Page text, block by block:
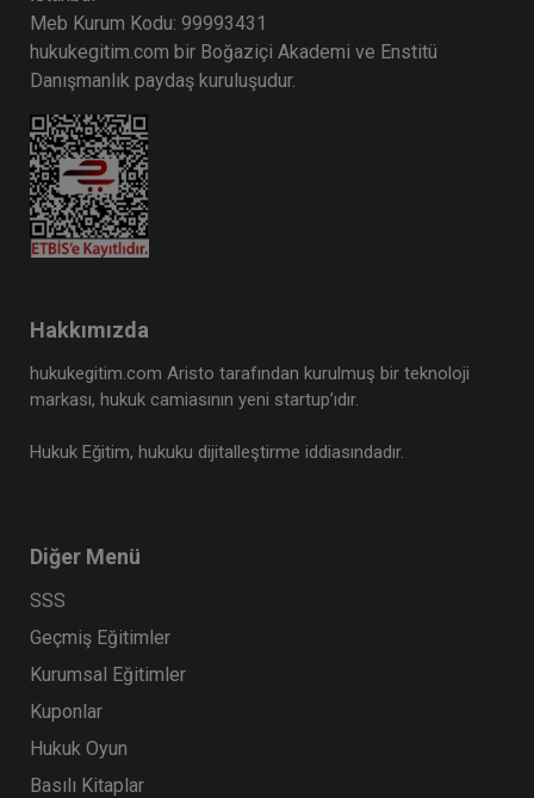
Meb Kurum Kodu: 99993431
hukukegitim.com bir Boğaziçi Akademi ve Enstitü
Danışmanlık paydaş kuruluşudur.
Hakkımızda
hukukegitim.com Aristo tarafından kurulmuş bir teknoloji
markası, hukuk camiasının yeni startup’ıdır.
Hukuk Eğitim, hukuku dijitalleştirme iddiasındadır.
Diğer Menü
SSS
Geçmiş Eğitimler
Kurumsal Eğitimler
Kuponlar
Hukuk Oyun
Basılı Kitaplar